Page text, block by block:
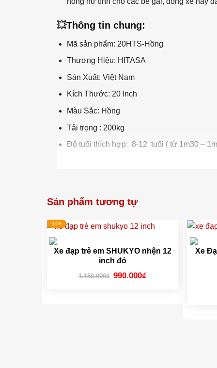
💥Thông tin chung:
Mã sản phẩm: 20HTS-Hồng
Thương Hiệu: HITASA
Sản Xuất: Việt Nam
Kích Thước: 20 Inch
Màu Sắc: Hồng
Tải trọng : 200kg
Độ tuổi thích hợp: 8-12 tuổi ( từ 1m30 –
Sản phẩm tương tự
-14%
Xe đạp trẻ em SHUKYO nhện 12
inch đỏ
1.150.000₫ Giá
gốc
990.000₫
Xe